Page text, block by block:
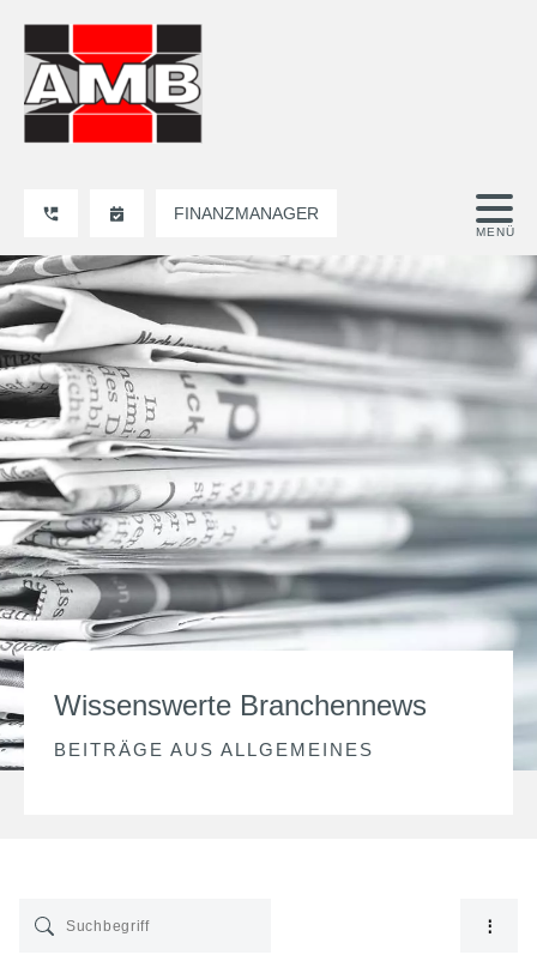
FINANZMANAGER
Wissenswerte Branchennews
BEITRÄGE AUS ALLGEMEINES